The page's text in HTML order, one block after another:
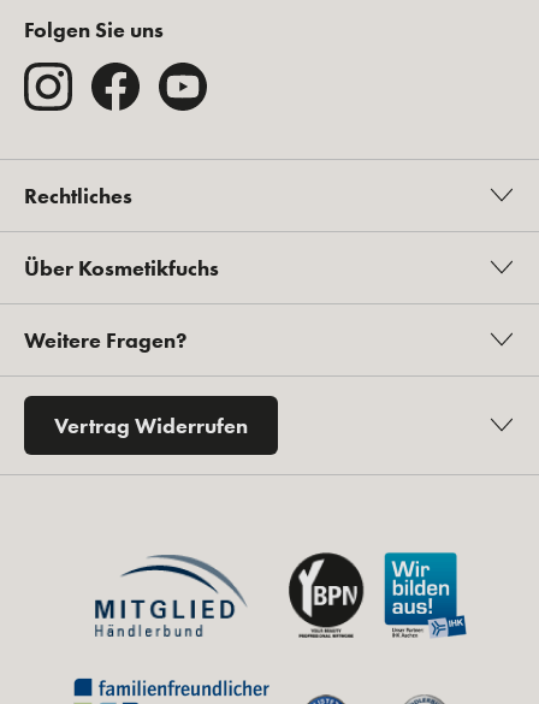
Folgen Sie uns
Rechtliches
Über Kosmetikfuchs
Weitere Fragen?
Vertrag Widerrufen